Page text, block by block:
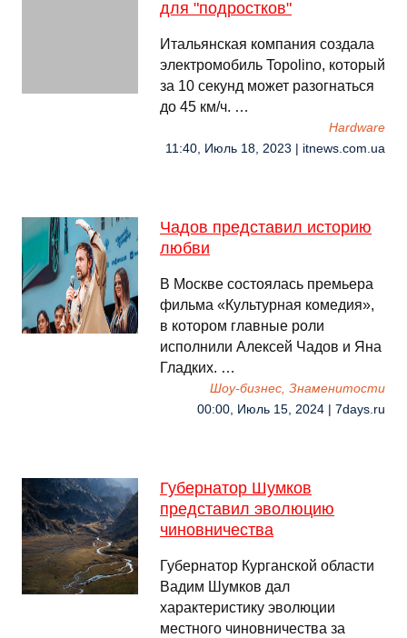
для "подростков"
Итальянская компания создала
электромобиль Topolino, который
за 10 секунд может разогнаться
до 45 км/ч. …
Hardware
11:40, Июль 18, 2023 | itnews.com.ua
Чадов представил историю
любви
В Москве состоялась премьера
фильма «Культурная комедия»,
в котором главные роли
исполнили Алексей Чадов и Яна
Гладких. …
Шоу-бизнес, Знаменитости
00:00, Июль 15, 2024 | 7days.ru
Губернатор Шумков
представил эволюцию
чиновничества
Губернатор Курганской области
Вадим Шумков дал
характеристику эволюции
местного чиновничества за